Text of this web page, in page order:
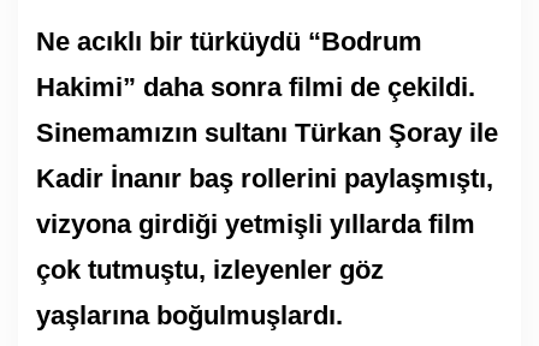
Ne acıklı bir türküydü “Bodrum
Hakimi” daha sonra filmi de çekildi.
Sinemamızın sultanı Türkan Şoray ile
Kadir İnanır baş rollerini paylaşmıştı,
vizyona girdiği yetmişli yıllarda film
çok tutmuştu, izleyenler göz
yaşlarına boğulmuşlardı.